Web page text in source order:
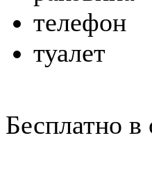
телефон
туалет
Бесплатно